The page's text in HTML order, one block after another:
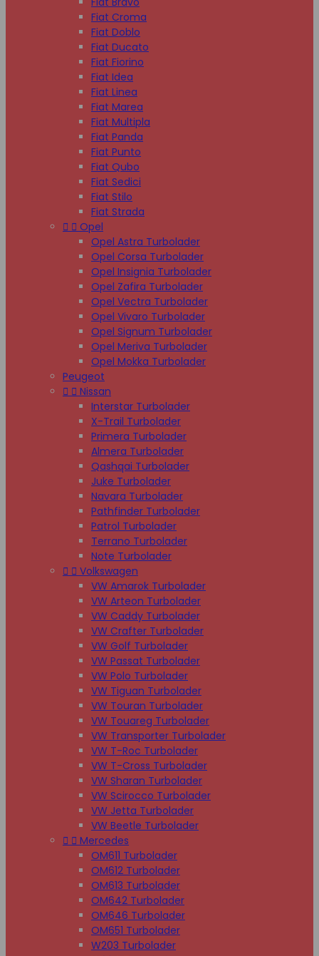
Fiat Croma
Fiat Doblo
Fiat Ducato
Fiat Fiorino
Fiat Idea
Fiat Linea
Fiat Marea
Fiat Multipla
Fiat Panda
Fiat Punto
Fiat Qubo
Fiat Sedici
Fiat Stilo
Fiat Strada
  Opel
Opel Astra Turbolader
Opel Corsa Turbolader
Opel Insignia Turbolader
Opel Zafira Turbolader
Opel Vectra Turbolader
Opel Vivaro Turbolader
Opel Signum Turbolader
Opel Meriva Turbolader
Opel Mokka Turbolader
Peugeot
  Nissan
Interstar Turbolader
X-Trail Turbolader
Primera Turbolader
Almera Turbolader
Qashqai Turbolader
Juke Turbolader
Navara Turbolader
Pathfinder Turbolader
Patrol Turbolader
Terrano Turbolader
Note Turbolader
  Volkswagen
VW Amarok Turbolader
VW Arteon Turbolader
VW Caddy Turbolader
VW Crafter Turbolader
VW Golf Turbolader
VW Passat Turbolader
VW Polo Turbolader
VW Tiguan Turbolader
VW Touran Turbolader
VW Touareg Turbolader
VW Transporter Turbolader
VW T-Roc Turbolader
VW T-Cross Turbolader
VW Sharan Turbolader
VW Scirocco Turbolader
VW Jetta Turbolader
VW Beetle Turbolader
  Mercedes
OM611 Turbolader
OM612 Turbolader
OM613 Turbolader
OM642 Turbolader
OM646 Turbolader
OM651 Turbolader
W203 Turbolader